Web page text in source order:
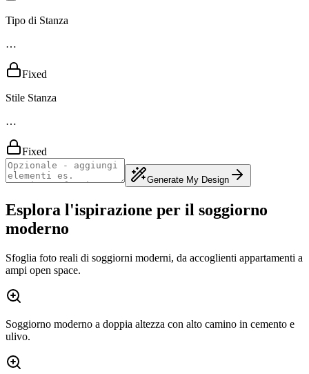
Tipo di Stanza
…
Fixed
Stile Stanza
…
Fixed
Generate My Design
Esplora l'ispirazione per il soggiorno
moderno
Sfoglia foto reali di soggiorni moderni, da accoglienti appartamenti a
ampi open space.
Soggiorno moderno a doppia altezza con alto camino in cemento e
ulivo.